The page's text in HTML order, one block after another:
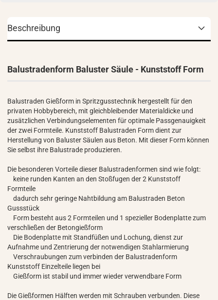
Beschreibung
Balustradenform Baluster Säule - Kunststoff Form
Balustraden Gießform in Spritzgusstechnik hergestellt für den
privaten Hobbybereich, mit gleichbleibender Materialdicke und
zusätzlichen Verbindungselementen für optimale Passgenauigkeit
der zwei Formteile. Kunststoff Balustraden Form dient zur
Herstellung von Baluster Säulen aus Beton. Mit dieser Form können
Sie selbst ihre Balustrade produzieren.
Die besonderen Vorteile dieser Balustradenformen sind wie folgt:
keine runden Kanten an den Stoßfugen der 2 Kunststoff
Formteile
dadurch sehr geringe Nahtbildung am Balustraden Beton
Gussstück
Form besteht aus 2 Formteilen und 1 spezieller Bodenplatte zum
verschließen der Betongießform
Die Bodenplatte mit Standfüßen und Lochung, dienst zur
Aufnahme und Zentrierung der notwendigen Stahlarmierung
Verschraubungen zum verbinden der Balustradenform
Kunststoff Einzelteile liegen bei
Gießform ist stabil und immer wieder verwendbare Form
Die Gießformen Hälften werden mit Schrauben verbunden. Diese